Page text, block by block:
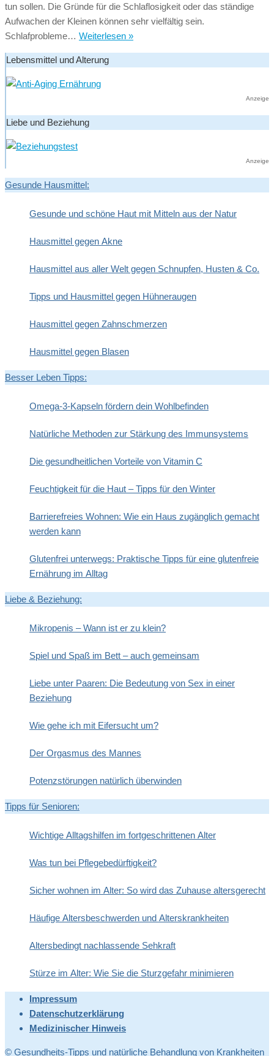
was
tun?
tun sollen. Die Gründe für die Schlaflosigkeit oder das ständige
Aufwachen der Kleinen können sehr vielfältig sein.
Schlafprobleme… Weiterlesen »Schlafprobleme
Lebensmittel und Alterung
Anzeige
Liebe und Beziehung
Anzeige
Gesunde Hausmittel:
Gesunde und schöne Haut mit Mitteln aus der Natur
Hausmittel gegen Akne
Hausmittel aus aller Welt gegen Schnupfen, Husten & Co.
Tipps und Hausmittel gegen Hühneraugen
Hausmittel gegen Zahnschmerzen
Hausmittel gegen Blasen
Besser Leben Tipps:
Omega-3-Kapseln fördern dein Wohlbefinden
Natürliche Methoden zur Stärkung des Immunsystems
Die gesundheitlichen Vorteile von Vitamin C
Feuchtigkeit für die Haut – Tipps für den Winter
Barrierefreies Wohnen: Wie ein Haus zugänglich gemacht
werden kann
Glutenfrei unterwegs: Praktische Tipps für eine glutenfreie
Ernährung im Alltag
Liebe & Beziehung:
Mikropenis – Wann ist er zu klein?
Spiel und Spaß im Bett – auch gemeinsam
Liebe unter Paaren: Die Bedeutung von Sex in einer
Beziehung
Wie gehe ich mit Eifersucht um?
Der Orgasmus des Mannes
Potenzstörungen natürlich überwinden
Tipps für Senioren:
Wichtige Alltagshilfen im fortgeschrittenen Alter
Was tun bei Pflegebedürftigkeit?
Sicher wohnen im Alter: So wird das Zuhause altersgerecht
Häufige Altersbeschwerden und Alterskrankheiten
Altersbedingt nachlassende Sehkraft
Stürze im Alter: Wie Sie die Sturzgefahr minimieren
Impressum
Datenschutzerklärung
Medizinischer Hinweis
© Gesundheits-Tipps und natürliche Behandlung von Krankheiten